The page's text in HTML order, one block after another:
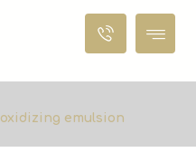
oxidizing emulsion